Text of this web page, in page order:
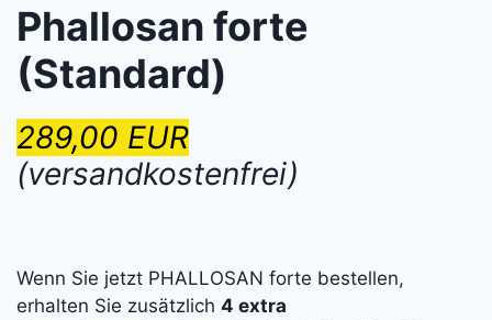
Phallosan forte
(Standard)
289,00 EUR
(versandkostenfrei)
Wenn Sie jetzt PHALLOSAN forte bestellen,
erhalten Sie zusätzlich 4 extra